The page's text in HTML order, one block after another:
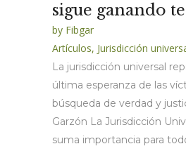
sigue ganando
by Fibgar
Artículos, Jurisdicción
La jurisdicción universal
última esperanza de las
búsqueda de verdad y
Garzón La Jurisdicción
suma importancia para